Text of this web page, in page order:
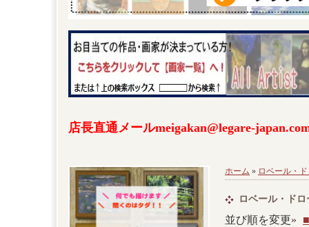
店長直通メールmeigakan@legare-
ホーム » ロベール・
ロベール・ドロ
並び順を変更»